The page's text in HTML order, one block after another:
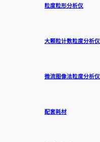
粒度粒形分析仪
大颗粒计数粒度分析仪
微流图像法粒度分析仪
配套耗材